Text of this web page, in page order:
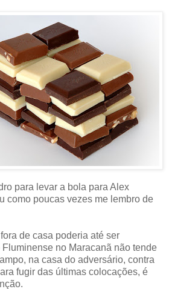
para levar a bola para Alex
como poucas vezes me lembro de
de casa poderia até ser
no Maracanã não tende
na casa do adversário, contra
fugir das últimas colocações, é